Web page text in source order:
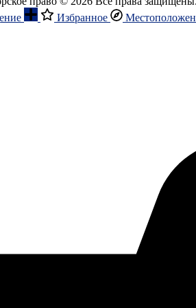
Избранное